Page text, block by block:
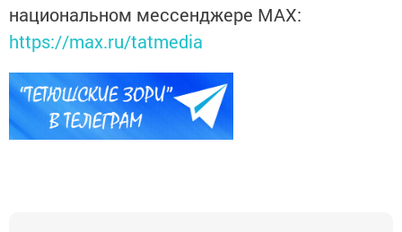
национальном мессенджере MАХ:
https://max.ru/tatmedia